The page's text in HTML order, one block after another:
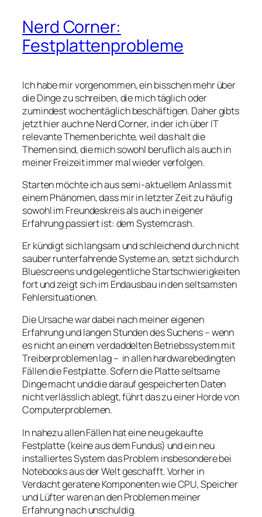
Nerd Corner:
Festplattenprobleme
Ich habe mir vorgenommen, ein bisschen mehr über
die Dinge zu schreiben, die mich täglich oder
zumindest wochentäglich beschäftigen. Daher gibts
jetzt hier auch ne Nerd Corner, in der ich über IT
relevante Themen berichte, weil das halt die
Themen sind, die mich sowohl beruflich als auch in
meiner Freizeit immer mal wieder verfolgen.
Starten möchte ich aus semi-aktuellem Anlass mit
einem Phänomen, dass mir in letzter Zeit zu häufig
sowohl im Freundeskreis als auch in eigener
Erfahrung passiert ist: dem Systemcrash.
Er kündigt sich langsam und schleichend durch nicht
sauber runterfahrende Systeme an, setzt sich durch
Bluescreens und gelegentliche Startschwierigkeiten
fort und zeigt sich im Endausbau in den seltsamsten
Fehlersituationen.
Die Ursache war dabei nach meiner eigenen
Erfahrung und langen Stunden des Suchens – wenn
es nicht an einem verdaddelten Betriebssystem mit
Treiberproblemen lag – in allen hardwarebedingten
Fällen die Festplatte. Sofern die Platte seltsame
Dinge macht und die darauf gespeicherten Daten
nicht verlässlich ablegt, führt das zu einer Horde von
Computerproblemen.
In nahezu allen Fällen hat eine neu gekaufte
Festplatte (keine aus dem Fundus) und ein neu
installiertes System das Problem insbesondere bei
Notebooks aus der Welt geschafft. Vorher in
Verdacht geratene Komponenten wie CPU, Speicher
und Lüfter waren an den Problemen meiner
Erfahrung nach unschuldig.